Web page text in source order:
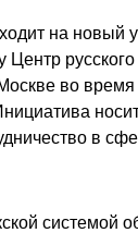
на новый
во время
в
системой